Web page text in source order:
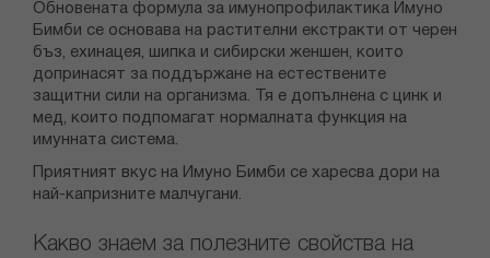
Обновената формула за имунопрофилактика Имуно
Бимби се основава на растителни екстракти от черен
бъз, ехинацея, шипка и сибирски женшен, които
допринасят за поддържане на естествените
защитни сили на организма. Тя е допълнена с цинк и
мед, които подпомагат нормалната функция на
имунната система.
Приятният вкус на Имуно Бимби се харесва дори на
най-капризните малчугани.
Какво знаем за полезните свойства на